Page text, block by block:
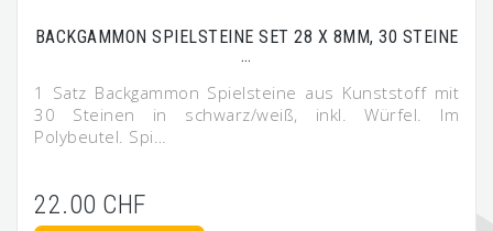
BACKGAMMON SPIELSTEINE SET 28 X 8MM, 30 STEINE
…
1 Satz Backgammon Spielsteine aus Kunststoff mit
30 Steinen in schwarz/weiß, inkl. Würfel. Im
Polybeutel. Spi…
22.00 CHF